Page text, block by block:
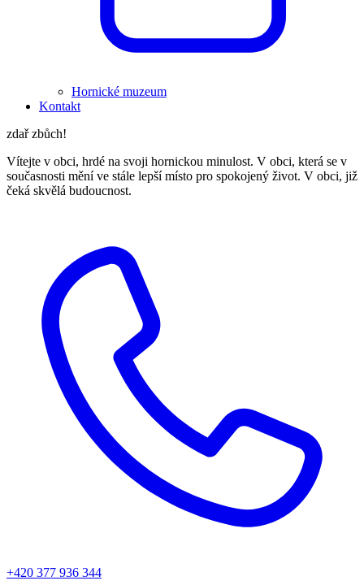
Hornické muzeum
Kontakt
zdař zbůch!
Vítejte v obci, hrdé na svoji hornickou minulost. V obci, která se v
současnosti mění ve stále lepší místo pro spokojený život. V obci, již
čeká skvělá budoucnost.
+420 377 936 344